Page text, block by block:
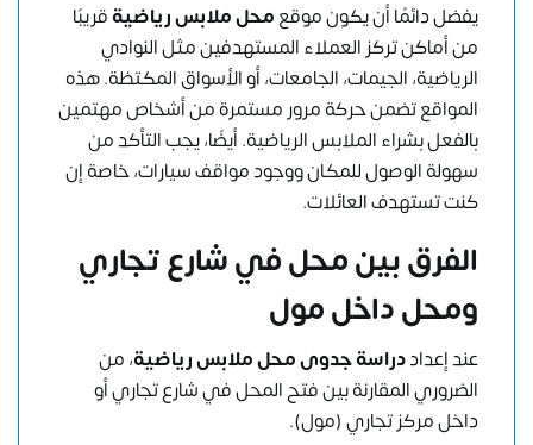
يفضل دائمًا أن يكون موقعمحل ملابس رياضيةقريبًا
من أماكن تركز العملاء المستهدفين مثل النوادي
الرياضية، الجيمات، الجامعات، أو الأسواق المكتظة. هذه
المواقع تضمن حركة مرور مستمرة من أشخاص مهتمين
بالفعل بشراء الملابس الرياضية. أيضًا، يجب التأكد من
سهولة الوصول للمكان ووجود مواقف سيارات، خاصة إن
كنت تستهدف العائلات.
الفرق بين محل في شارع تجاري
ومحل داخل مول
عند إعداددراسة جدوى محل ملابس رياضية، من
الضروري المقارنة بين فتح المحل في شارع تجاري أو
داخل مركز تجاري (مول).